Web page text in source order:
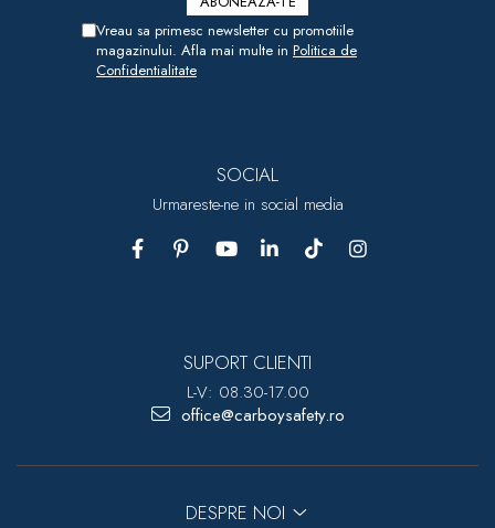
Vreau sa primesc newsletter cu promotiile
magazinului. Afla mai multe in Politica de
Confidentialitate
SOCIAL
Urmareste-ne in social media
SUPORT CLIENTI
L-V: 08.30-17.00
office@carboysafety.ro
DESPRE NOI